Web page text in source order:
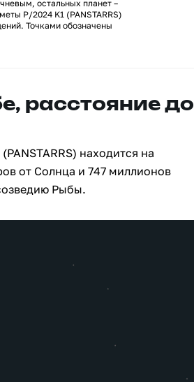
остальных планет –
P/2024 K1 (PANSTARRS)
Точками обозначены
расстояние до
находится на
от Солнца и 747 миллионов
Рыбы.